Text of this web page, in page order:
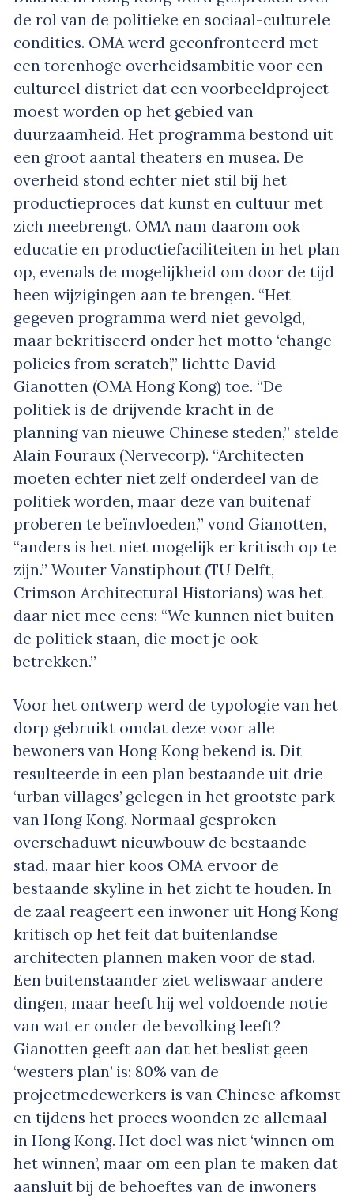
de rol van de politieke en sociaal-culturele
condities. OMA werd geconfronteerd met
een torenhoge overheidsambitie voor een
cultureel district dat een voorbeeldproject
moest worden op het gebied van
duurzaamheid. Het programma bestond uit
een groot aantal theaters en musea. De
overheid stond echter niet stil bij het
productieproces dat kunst en cultuur met
zich meebrengt. OMA nam daarom ook
educatie en productiefaciliteiten in het plan
op, evenals de mogelijkheid om door de tijd
heen wijzigingen aan te brengen. “Het
gegeven programma werd niet gevolgd,
maar bekritiseerd onder het motto ‘change
policies from scratch’,” lichtte David
Gianotten (OMA Hong Kong) toe. “De
politiek is de drijvende kracht in de
planning van nieuwe Chinese steden,” stelde
Alain Fouraux (Nervecorp). “Architecten
moeten echter niet zelf onderdeel van de
politiek worden, maar deze van buitenaf
proberen te beïnvloeden,” vond Gianotten,
“anders is het niet mogelijk er kritisch op te
zijn.” Wouter Vanstiphout (TU Delft,
Crimson Architectural Historians) was het
daar niet mee eens: “We kunnen niet buiten
de politiek staan, die moet je ook
betrekken.”
Voor het ontwerp werd de typologie van het
dorp gebruikt omdat deze voor alle
bewoners van Hong Kong bekend is. Dit
resulteerde in een plan bestaande uit drie
‘urban villages’ gelegen in het grootste park
van Hong Kong. Normaal gesproken
overschaduwt nieuwbouw de bestaande
stad, maar hier koos OMA ervoor de
bestaande skyline in het zicht te houden. In
de zaal reageert een inwoner uit Hong Kong
kritisch op het feit dat buitenlandse
architecten plannen maken voor de stad.
Een buitenstaander ziet weliswaar andere
dingen, maar heeft hij wel voldoende notie
van wat er onder de bevolking leeft?
Gianotten geeft aan dat het beslist geen
‘westers plan’ is: 80% van de
projectmedewerkers is van Chinese afkomst
en tijdens het proces woonden ze allemaal
in Hong Kong. Het doel was niet ‘winnen om
het winnen’, maar om een plan te maken dat
aansluit bij de behoeftes van de inwoners